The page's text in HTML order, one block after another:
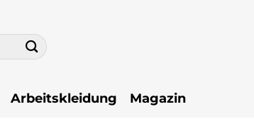
Arbeitskleidung Magazin